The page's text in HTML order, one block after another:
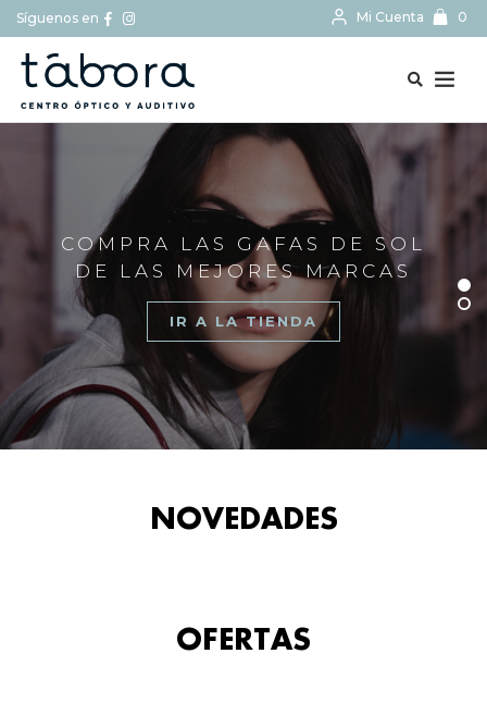
Síguenos en Mi Cuenta 0
COMPRA LAS GAFAS DE SOL
DE LAS MEJORES MARCAS
IR A LA TIENDA
NOVEDADES
OFERTAS